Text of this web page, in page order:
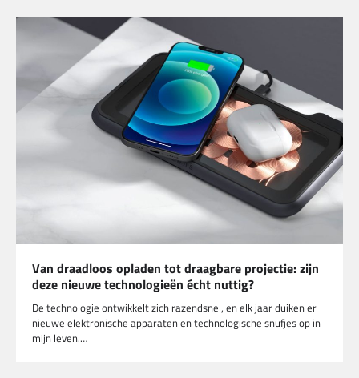
Van draadloos opladen tot draagbare projectie: zijn
deze nieuwe technologieën écht nuttig?
De technologie ontwikkelt zich razendsnel, en elk jaar duiken er
nieuwe elektronische apparaten en technologische snufjes op in
mijn leven.…